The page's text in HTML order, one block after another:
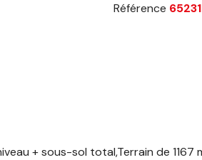
Référence
+ sous-sol total,Terrain de 1167